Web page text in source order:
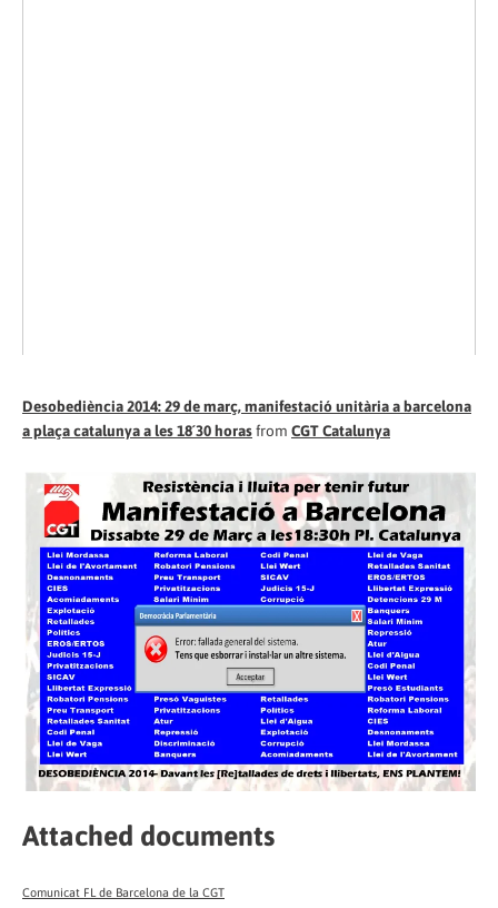
Desobediència 2014: 29 de març, manifestació unitària a barcelona
a plaça catalunya a les 18´30 horasfrom CGT Catalunya
Attached documents
Comunicat FL de Barcelona de la CGT